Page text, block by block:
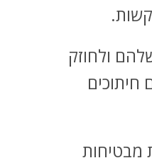
ולחוזק
מבטיחות